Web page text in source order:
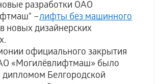
разработки ОАО
–лифты без машинного
новых дизайнерских
официального закрытия
«Могилёвлифтмаш» было
дипломом Белгородской